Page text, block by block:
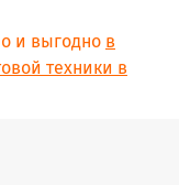
и выгодно в
техники в